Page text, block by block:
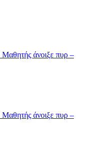
άνοιξε πυρ –
άνοιξε πυρ –